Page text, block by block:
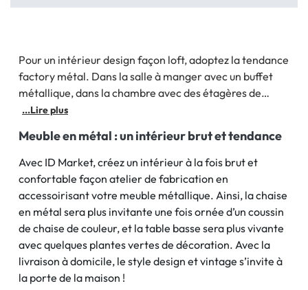
Pour un intérieur design façon loft, adoptez la tendance
factory métal. Dans la salle à manger avec un buffet
métallique, dans la chambre avec des étagères de
différentes dimensions ou dans le bureau avec un
...Lire plus
Meuble en métal : un intérieur brut et tendance
Avec ID Market, créez un intérieur à la fois brut et
confortable façon atelier de fabrication en
accessoirisant votre meuble métallique. Ainsi, la chaise
en métal sera plus invitante une fois ornée d’un coussin
de chaise de couleur, et la table basse sera plus vivante
avec quelques plantes vertes de décoration. Avec la
livraison à domicile, le style design et vintage s’invite à
la porte de la maison !